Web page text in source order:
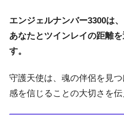
エンジェルナンバー3300は
あなたとツインレイの距離
す。
守護天使は、魂の伴侶を見
感を信じることの大切さを伝